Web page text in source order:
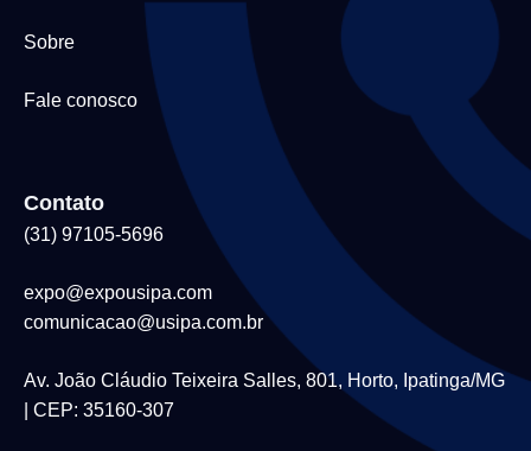
Sobre
Fale conosco
Contato
(31) 97105-5696
expo@expousipa.com
comunicacao@usipa.com.br
Av. João Cláudio Teixeira Salles, 801, Horto, Ipatinga/MG
| CEP: 35160-307